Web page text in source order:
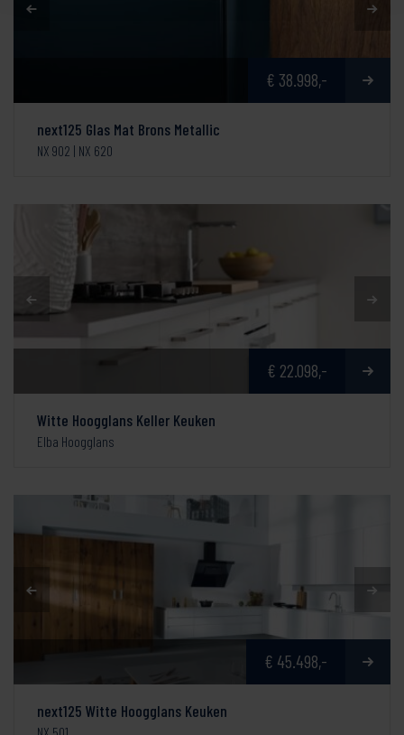
€ 38.998,-
next125 Glas Mat Brons Metallic
NX 902 | NX 620
€ 22.098,-
Witte Hoogglans Keller Keuken
Elba Hoogglans
€ 45.498,-
next125 Witte Hoogglans Keuken